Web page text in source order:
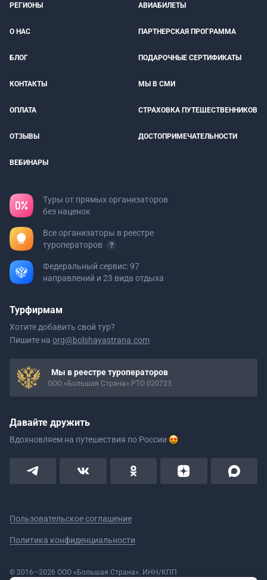
РЕГИОНЫ АВИАБИЛЕТЫ
О НАС ПАРТНЕРСКАЯ ПРОГРАММА
БЛОГ ПОДАРОЧНЫЕ СЕРТИФИКАТЫ
КОНТАКТЫ МЫ В СМИ
ОПЛАТА СТРАХОВКА ПУТЕШЕСТВЕННИКОВ
ОТЗЫВЫ ДОСТОПРИМЕЧАТЕЛЬНОСТИ
ВЕБИНАРЫ
Туры от прямых организаторов
без наценок
Все организаторы в реестре
туроператоров
Федеральный сервис: 97
направлений и 23 вида отдыха
Турфирмам
Хотите добавить свой тур?
Пишите на org@bolshayastrana.com
Мы в реестре туроператоров
ООО «Большая Страна» РТО 020723
Давайте дружить
Вдохновляем на путешествия по России
Пользовательское соглашение
Политика конфиденциальности
© 2016—2026 ООО «Большая Страна». ИНН/КПП